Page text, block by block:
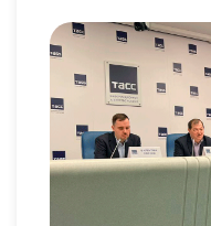
Партнерам
НИОКР